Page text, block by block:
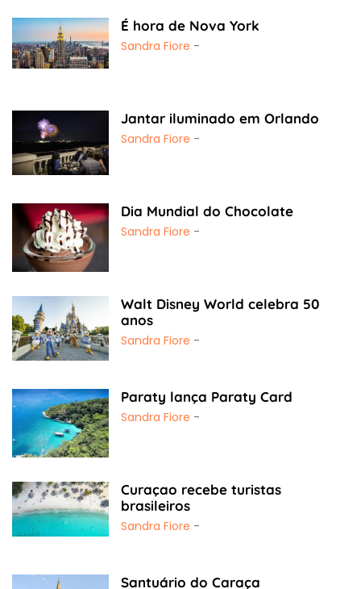
É hora de Nova York
Sandra Fiore -
Jantar iluminado em Orlando
Sandra Fiore -
Dia Mundial do Chocolate
Sandra Fiore -
Walt Disney World celebra 50
anos
Sandra Fiore -
Paraty lança Paraty Card
Sandra Fiore -
Curaçao recebe turistas
brasileiros
Sandra Fiore -
Santuário do Caraça